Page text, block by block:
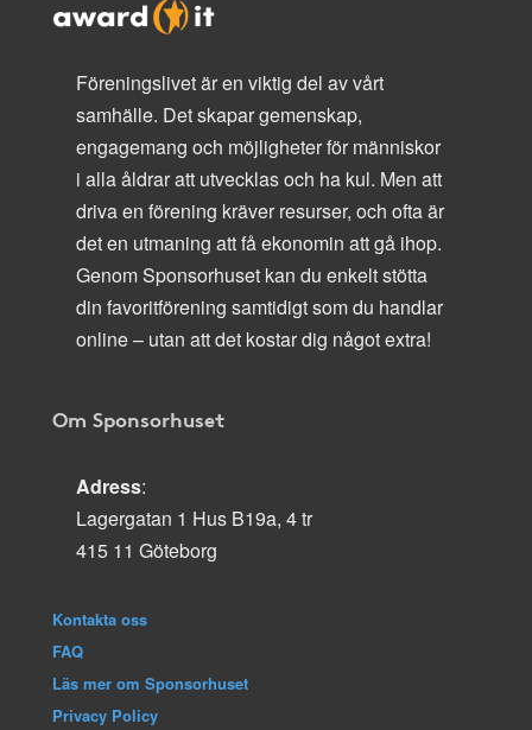
Föreningslivet är en viktig del av vårt
samhälle. Det skapar gemenskap,
engagemang och möjligheter för människor
i alla åldrar att utvecklas och ha kul. Men att
driva en förening kräver resurser, och ofta är
det en utmaning att få ekonomin att gå ihop.
Genom Sponsorhuset kan du enkelt stötta
din favoritförening samtidigt som du handlar
online – utan att det kostar dig något extra!
Om Sponsorhuset
Adress:
Lagergatan 1 Hus B19a, 4 tr
415 11 Göteborg
Kontakta oss
FAQ
Läs mer om Sponsorhuset
Privacy Policy